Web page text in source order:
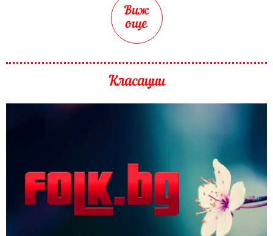
Виж
още
Класации